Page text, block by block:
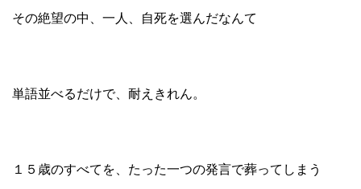
その絶望の中、一人、自死を選んだなんて
単語並べるだけで、耐えきれん。
１５歳のすべてを、たった一つの発言で葬ってしまう